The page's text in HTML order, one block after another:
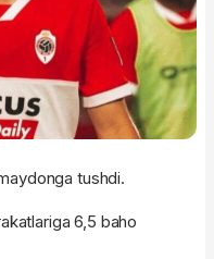
tushdi.
6,5 baho